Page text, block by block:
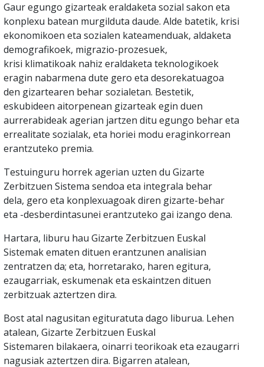
Gaur egungo gizarteak eraldaketa sozial sakon eta
konplexu batean murgilduta daude. Alde batetik, krisi
ekonomikoen eta sozialen kateamenduak, aldaketa
demografikoek, migrazio-prozesuek,
krisi klimatikoak nahiz eraldaketa teknologikoek
eragin nabarmena dute gero eta desorekatuagoa
den gizartearen behar sozialetan. Bestetik,
eskubideen aitorpenean gizarteak egin duen
aurrerabideak agerian jartzen ditu egungo behar eta
errealitate sozialak, eta horiei modu eraginkorrean
erantzuteko premia.
Testuinguru horrek agerian uzten du Gizarte
Zerbitzuen Sistema sendoa eta integrala behar
dela, gero eta konplexuagoak diren gizarte-behar
eta -desberdintasunei erantzuteko gai izango dena.
Hartara, liburu hau Gizarte Zerbitzuen Euskal
Sistemak ematen dituen erantzunen analisian
zentratzen da; eta, horretarako, haren egitura,
ezaugarriak, eskumenak eta eskaintzen dituen
zerbitzuak aztertzen dira.
Bost atal nagusitan egituratuta dago liburua. Lehen
atalean, Gizarte Zerbitzuen Euskal
Sistemaren bilakaera, oinarri teorikoak eta ezaugarri
nagusiak aztertzen dira. Bigarren atalean,